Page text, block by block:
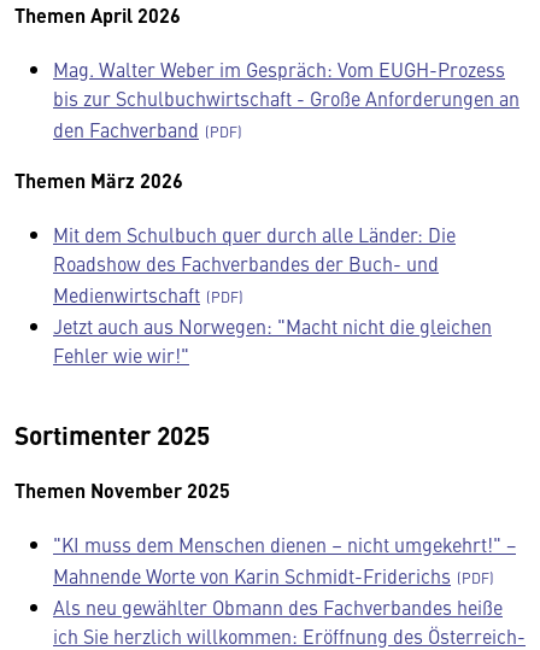
Themen April 2026
Mag. Walter Weber im Gespräch: Vom EUGH-Prozess
bis zur Schulbuchwirtschaft - Große Anforderungen an
den Fachverband
Themen März 2026
Mit dem Schulbuch quer durch alle Länder: Die
Roadshow des Fachverbandes der Buch- und
Medienwirtschaft
Jetzt auch aus Norwegen: "Macht nicht die gleichen
Fehler wie wir!"
Sortimenter 2025
Themen November 2025
"KI muss dem Menschen dienen – nicht umgekehrt!" −
Mahnende Worte von Karin Schmidt-Friderichs
Als neu gewählter Obmann des Fachverbandes heiße
ich Sie herzlich willkommen: Eröffnung des Österreich-